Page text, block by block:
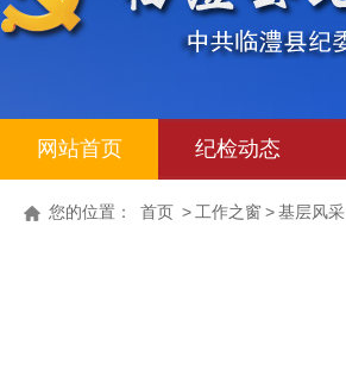
网站首页 纪检动态
您的位置： 首页 > 工作之窗 >基层风采